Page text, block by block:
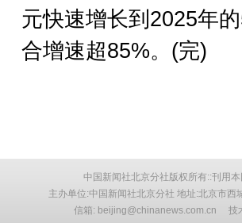
元快速增长到2025年
合增速超85%。(完)
中国新闻社北京分社版权所有::刊用
主办单位:中国新闻社北京分社 地址:北京市
信箱: beijing@chinanews.com.cn 技